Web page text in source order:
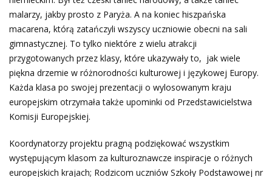
malarzy, jakby prosto z Paryża. A na koniec hiszpańska
macarena, którą zatańczyli wszyscy uczniowie obecni na sali
gimnastycznej. To tylko niektóre z wielu atrakcji
przygotowanych przez klasy, które ukazywały to, jak wiele
piękna drzemie w różnorodności kulturowej i językowej Europy.
Każda klasa po swojej prezentacji o wylosowanym kraju
europejskim otrzymała także upominki od Przedstawicielstwa
Komisji Europejskiej.
Koordynatorzy projektu pragną podziękować wszystkim
występującym klasom za kulturoznawcze inspiracje o różnych
europejskich krajach; Rodzicom uczniów Szkoły Podstawowej nr